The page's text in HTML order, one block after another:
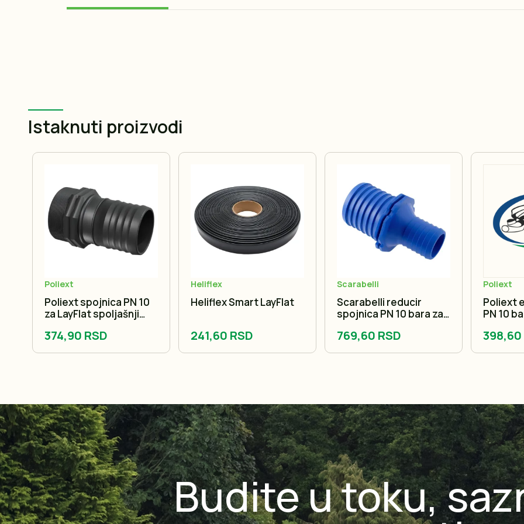
Istaknuti proizvodi
Poliext
Poliext spojnica PN 10
za LayFlat spoljašnji
374,90 RSD
Heliflex
Heliflex Smart LayFlat
241,60 RSD
Scarabelli
Scarabelli reducir
spojnica PN 10 bara za
769,60 RSD
Poliext
Poliext
PN 10
398,60
Budite u toku,